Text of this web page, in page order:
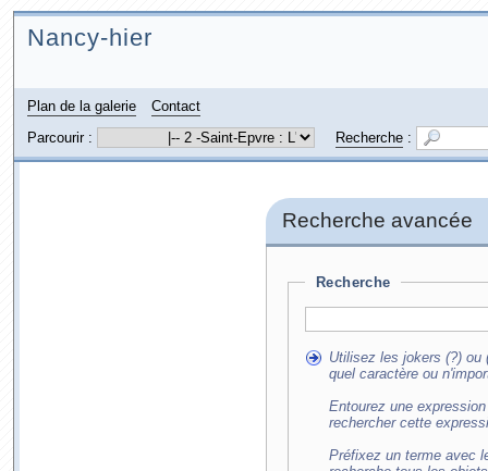
Nancy-hier
Plan de la galerie
Contact
Parcourir :
Recherche:
Recherche avancée
Recherche
Utilisez les jokers (?) ou
quel caractère ou
Entourez une
rechercher cette
Préfixez un terme avec